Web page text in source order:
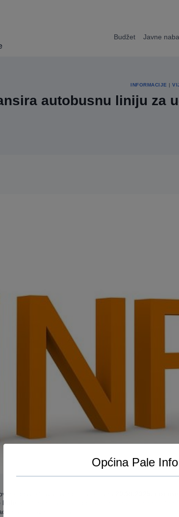
Budžet Javne
INFORMACIJE |
autobusnu liniju za
obavještava javnost da je dana
nastave i studija.
Općina Pale